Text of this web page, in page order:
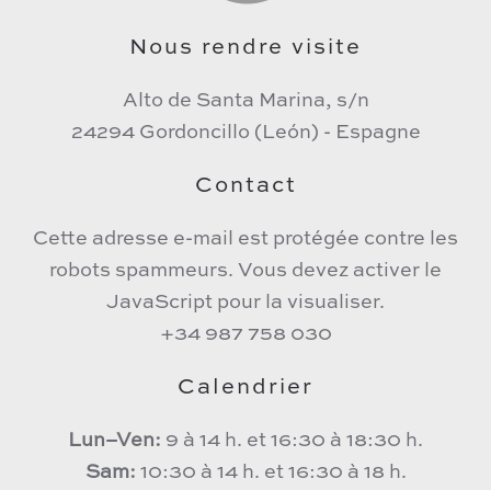
Nous rendre visite
Alto de Santa Marina, s/n
24294 Gordoncillo (León) - Espagne
Contact
Cette adresse e-mail est protégée contre les
robots spammeurs. Vous devez activer le
JavaScript pour la visualiser.
+34 987 758 030
Calendrier
Lun–Ven: 9 à 14 h. et 16:30 à 18:30 h.
Sam: 10:30 à 14 h. et 16:30 à 18 h.